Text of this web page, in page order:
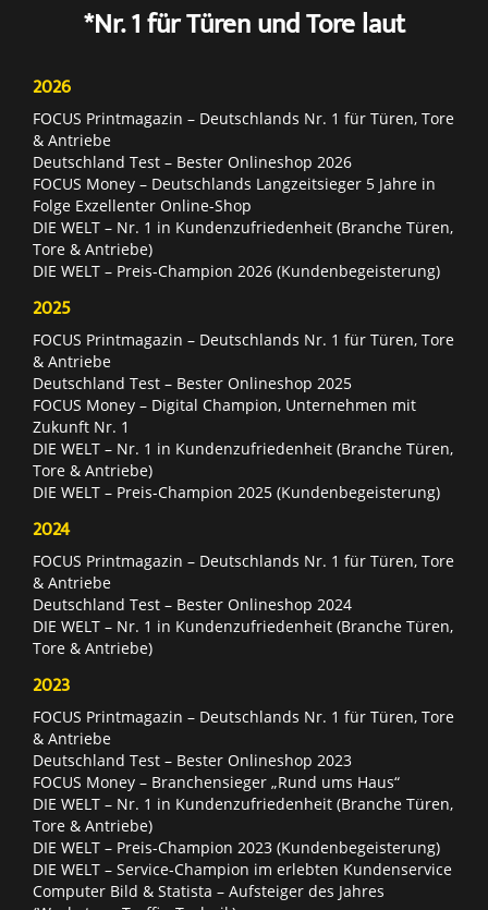
*Nr. 1 für Türen und Tore laut
2026
FOCUS Printmagazin – Deutschlands Nr. 1 für Türen, Tore
& Antriebe
Deutschland Test – Bester Onlineshop 2026
FOCUS Money – Deutschlands Langzeitsieger 5 Jahre in
Folge Exzellenter Online-Shop
DIE WELT – Nr. 1 in Kundenzufriedenheit (Branche Türen,
Tore & Antriebe)
DIE WELT – Preis-Champion 2026 (Kundenbegeisterung)
2025
FOCUS Printmagazin – Deutschlands Nr. 1 für Türen, Tore
& Antriebe
Deutschland Test – Bester Onlineshop 2025
FOCUS Money – Digital Champion, Unternehmen mit
Zukunft Nr. 1
DIE WELT – Nr. 1 in Kundenzufriedenheit (Branche Türen,
Tore & Antriebe)
DIE WELT – Preis-Champion 2025 (Kundenbegeisterung)
2024
FOCUS Printmagazin – Deutschlands Nr. 1 für Türen, Tore
& Antriebe
Deutschland Test – Bester Onlineshop 2024
DIE WELT – Nr. 1 in Kundenzufriedenheit (Branche Türen,
Tore & Antriebe)
2023
FOCUS Printmagazin – Deutschlands Nr. 1 für Türen, Tore
& Antriebe
Deutschland Test – Bester Onlineshop 2023
FOCUS Money – Branchensieger „Rund ums Haus“
DIE WELT – Nr. 1 in Kundenzufriedenheit (Branche Türen,
Tore & Antriebe)
DIE WELT – Preis-Champion 2023 (Kundenbegeisterung)
DIE WELT – Service-Champion im erlebten Kundenservice
Computer Bild & Statista – Aufsteiger des Jahres